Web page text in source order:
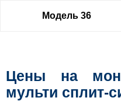
Модель 36
Цены на
мульти сплит-